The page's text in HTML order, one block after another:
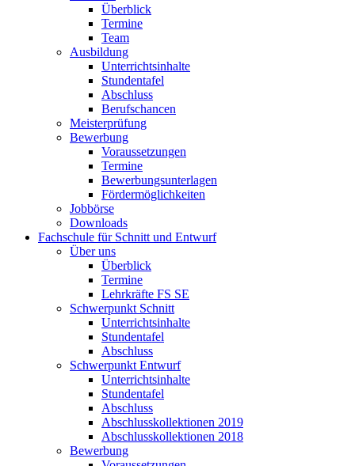
Überblick
Termine
Team
Ausbildung
Unterrichtsinhalte
Stundentafel
Abschluss
Berufschancen
Meisterprüfung
Bewerbung
Voraussetzungen
Termine
Bewerbungsunterlagen
Fördermöglichkeiten
Jobbörse
Downloads
Fachschule für Schnitt und Entwurf
Über uns
Überblick
Termine
Lehrkräfte FS SE
Schwerpunkt Schnitt
Unterrichtsinhalte
Stundentafel
Abschluss
Schwerpunkt Entwurf
Unterrichtsinhalte
Stundentafel
Abschluss
Abschlusskollektionen 2019
Abschlusskollektionen 2018
Bewerbung